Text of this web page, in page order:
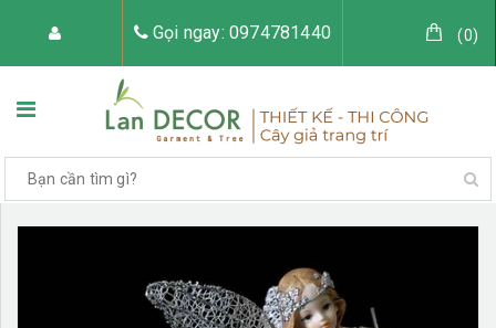
Gọi ngay: 0974781440 (0)
TRANG CHỦ VỀ LAN DECOR